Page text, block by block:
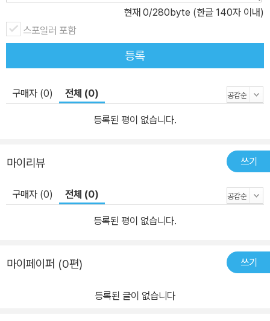
현재 0/280byte (한글 140자 이내)
스포일러 포함
등록
구매자 (0) 전체 (0)
등록된 평이 없습니다.
마이리뷰 쓰기
구매자 (0) 전체 (0)
등록된 평이 없습니다.
마이페이퍼 (0편) 쓰기
등록된 글이 없습니다